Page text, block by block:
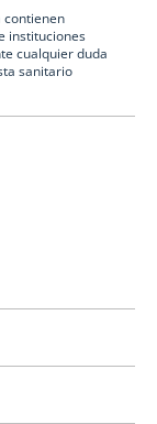
contienen
instituciones
cualquier duda
sanitario